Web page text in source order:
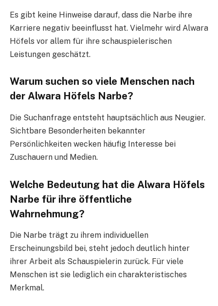
Es gibt keine Hinweise darauf, dass die Narbe ihre
Karriere negativ beeinflusst hat. Vielmehr wird Alwara
Höfels vor allem für ihre schauspielerischen
Leistungen geschätzt.
Warum suchen so viele Menschen nach
der Alwara Höfels Narbe?
Die Suchanfrage entsteht hauptsächlich aus Neugier.
Sichtbare Besonderheiten bekannter
Persönlichkeiten wecken häufig Interesse bei
Zuschauern und Medien.
Welche Bedeutung hat die Alwara Höfels
Narbe für ihre öffentliche
Wahrnehmung?
Die Narbe trägt zu ihrem individuellen
Erscheinungsbild bei, steht jedoch deutlich hinter
ihrer Arbeit als Schauspielerin zurück. Für viele
Menschen ist sie lediglich ein charakteristisches
Merkmal.